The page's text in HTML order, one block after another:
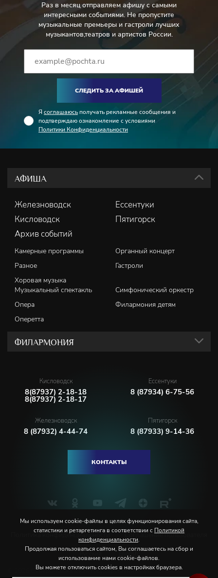
Раз в месяц отправляем афишу с самыми
интересными событиями. Не пропустите
музыкальные премьеры и гастроли лучших
музыкантов,театров и артистов России.
СЛЕДИТЬ ЗА АФИШЕЙ
Я соглашаюсь получать рекламные сообщения и
подтверждаю ознакомление с условиями
Политики Конфиденциальности
АФИША
Железноводск
Ессентуки
Кисловодск
Пятигорск
Архив событий
Камерные программы
Органный концерт
Разное
Гастроли
Хоровая музыка
Музыкальный спектакль
Симфонический оркестр
Опера
Филармония детям
Оперетта
ФИЛАРМОНИЯ
Кисловодск
8(87937) 2-18-18
8(87937) 2-18-17
Ессентуки
8 (87934) 6-75-56
Железноводск
8 (87932) 4-44-74
Пятигорск
8 (87933) 9-14-36
КОНТАКТЫ
Политика конфиденциальности Соглашение пользователя
© 2026 Северо-Кавказская государственная филармония
Мы используем cookie-файлы в целях функционирования сайта,
статистики и ретаргетинга в соответствии с Политикой
конфиденциальности.
Продолжая пользоваться сайтом, Вы соглашаетесь на сбор и
использование нами cookie-файлов.
Вы можете отключить cookies в настройках браузера.